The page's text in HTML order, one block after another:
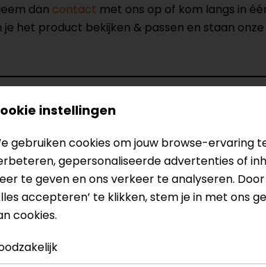
dan contact met ons op of kom langs in
je het product bekijken & passen en staan
Motorbroek Model
Kleur
Certificeringsklasse
Membraan
instellingen
gebruiken cookies om jouw browse-ervaring
gepersonaliseerde advertenties of
te geven en ons verkeer te analyseren.
accepteren’ te klikken, stem je in met ons
cookies.